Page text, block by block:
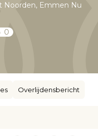
Noorden, Emmen Nu
0
Overlijdensbericht